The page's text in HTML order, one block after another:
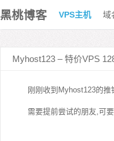
黑桃博客 VPS主机 域
Myhost123 – 特价VPS
刚刚收到Myhost123的推
需要提前尝试的朋友,可